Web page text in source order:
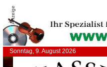
Anzeige
Sonntag, 9. August 2026